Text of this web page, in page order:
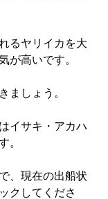
るヤリイカを大
が高いです。
ましょう。
イサキ・アカハ
。
、現在の出船状
クしてくださ